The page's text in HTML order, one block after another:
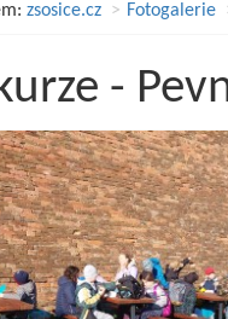
zsosice.cz Fotogalerie
-